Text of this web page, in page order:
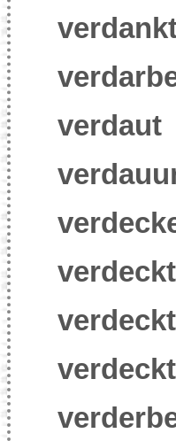
verdaut
verdeckt